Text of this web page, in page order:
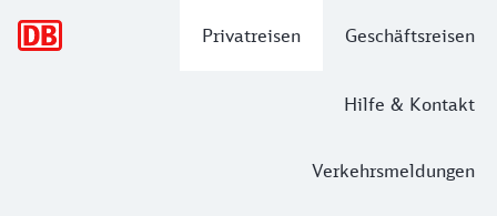
Privatreisen Geschäftsreisen
Hilfe & Kontakt
Verkehrsmeldungen